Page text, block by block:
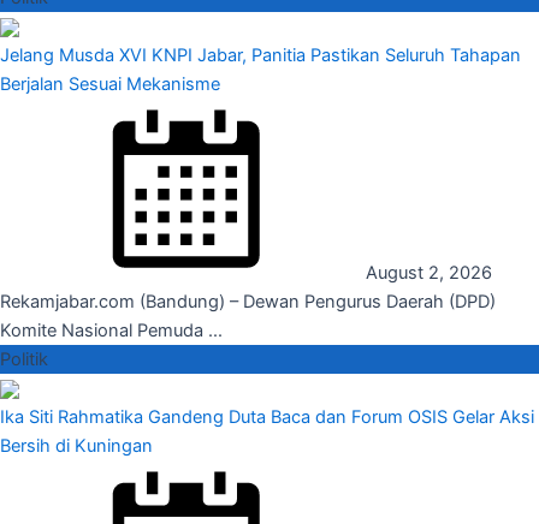
Jelang Musda XVI KNPI Jabar, Panitia Pastikan Seluruh Tahapan
Berjalan Sesuai Mekanisme
August 2, 2026
Rekamjabar.com (Bandung) – Dewan Pengurus Daerah (DPD)
Komite Nasional Pemuda ...
Politik
Ika Siti Rahmatika Gandeng Duta Baca dan Forum OSIS Gelar Aksi
Bersih di Kuningan